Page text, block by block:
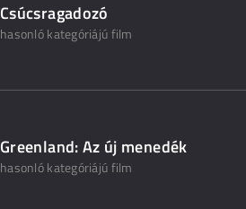
Csúcsragadozó
hasonló kategóriájú film
Greenland: Az új menedék
hasonló kategóriájú film